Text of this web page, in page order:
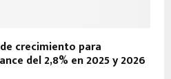
crecimiento para
del 2,8% en 2025 y 2026